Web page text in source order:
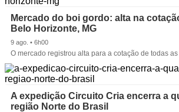
Mercado do boi gordo: alta na
Belo Horizonte, MG
9 ago. • 6h00
O mercado registrou alta para a cotação de todas
A expedição Circuito Cria encerra a
região Norte do Brasil